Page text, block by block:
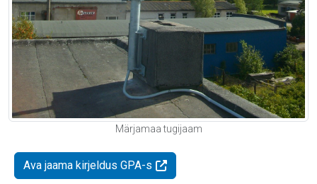
Märjamaa tugijaam
Ava jaama kirjeldus GPA-s